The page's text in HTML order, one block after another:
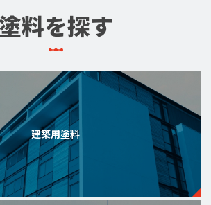
塗料を探す
建築用塗料